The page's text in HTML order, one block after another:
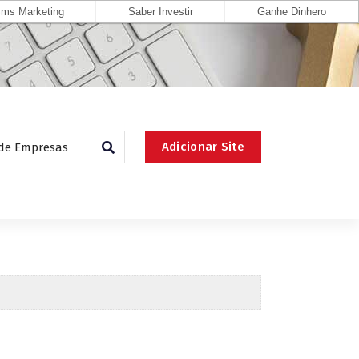
Marketing Saber Investir Ganhe Dinhero
Empresas Adicionar Site